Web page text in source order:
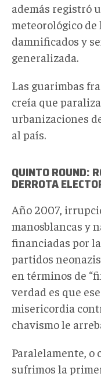
además registró
meteorológico
damnificados y
generalizada.
Las guarimbas
creía que
urbanizaciones
al país.
QUINTO ROUND:
DERROTA
Año 2007,
manosblancas y
financiadas por
partidos
en términos de
verdad es que
misericordia
chavismo le
Paralelamente, o
sufrimos la